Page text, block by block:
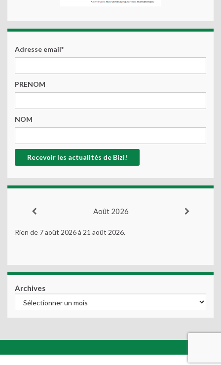
Adresse email*
PRENOM
NOM
Août 2026
Rien de 7 août 2026 à 21 août 2026.
Archives